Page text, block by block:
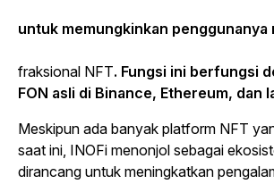
untuk memungkinkan penggunanya
fraksional NFT. Fungsi ini berfungsi
FON asli di Binance, Ethereum, dan
Meskipun ada banyak platform NFT
saat ini, INOFi menonjol sebagai
dirancang untuk meningkatkan